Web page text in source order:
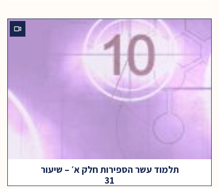
תלמוד עשר הספירות חלק א׳ – שיעור
31